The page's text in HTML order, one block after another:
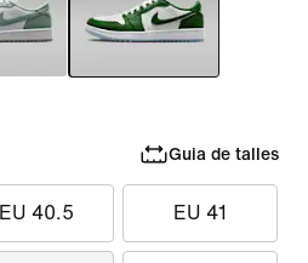
Guia de talles
EU 40.5 EU 41